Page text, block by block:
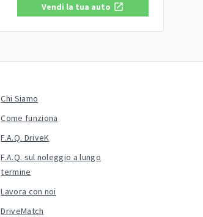
Vendi la tua auto
Chi Siamo
Come funziona
F.A.Q. DriveK
F.A.Q. sul noleggio a lungo
termine
Lavora con noi
DriveMatch